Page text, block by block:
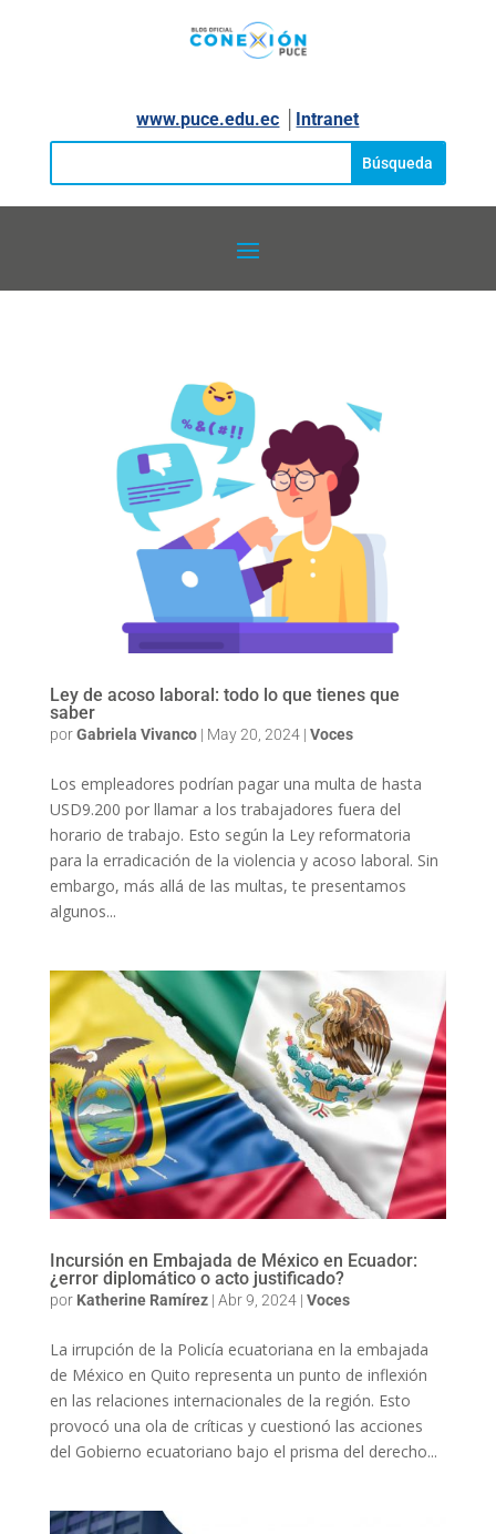
www.puce.edu.ec Intranet
Ley de acoso laboral: todo lo que tienes que
saber
porGabriela Vivanco| May 20, 2024| Voces
Los empleadores podrían pagar una multa de hasta
USD9.200 por llamar a los trabajadores fuera del
horario de trabajo. Esto según la Ley reformatoria
para la erradicación de la violencia y acoso laboral. Sin
embargo, más allá de las multas, te presentamos
algunos...
Incursión en Embajada de México en Ecuador:
¿error diplomático o acto justificado?
por Katherine Ramírez| Abr 9, 2024| Voces
La irrupción de la Policía ecuatoriana en la embajada
de México en Quito representa un punto de inflexión
en las relaciones internacionales de la región. Esto
provocó una ola de críticas y cuestionó las acciones
del Gobierno ecuatoriano bajo el prisma del derecho...